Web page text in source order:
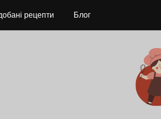
рецепти Блог